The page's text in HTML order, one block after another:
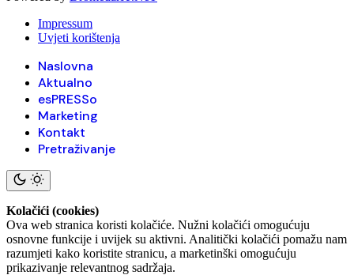
Impressum
Uvjeti korištenja
Naslovna
Aktualno
esPRESSo
Marketing
Kontakt
Pretraživanje
Kolačići (cookies)
Ova web stranica koristi kolačiće. Nužni kolačići omogućuju
osnovne funkcije i uvijek su aktivni. Analitički kolačići pomažu nam
razumjeti kako koristite stranicu, a marketinški omogućuju
prikazivanje relevantnog sadržaja.